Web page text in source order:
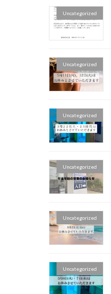
Uncategorized
Uncategorized
Uncategorized
Uncategorized
Uncategorized
Uncategorized